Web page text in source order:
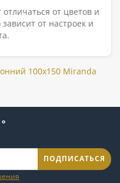
от цветов и
от настроек и
100x150 Miranda
о
ПОДПИСАТЬСЯ